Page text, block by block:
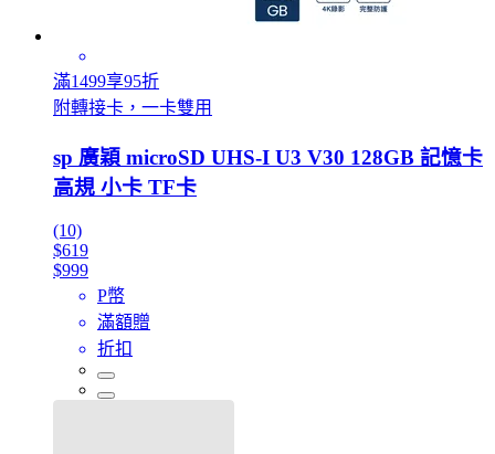
滿1499享95折
附轉接卡，一卡雙用
sp 廣穎 microSD UHS-I U3 V30 128GB 記憶卡
高規 小卡 TF卡
(10)
$619
$999
P幣
滿額贈
折扣